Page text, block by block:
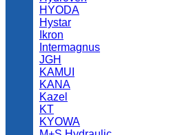
HYODA
Hystar
Ikron
Intermagnus
JGH
KAMUI
KANA
Kazel
KT
KYOWA